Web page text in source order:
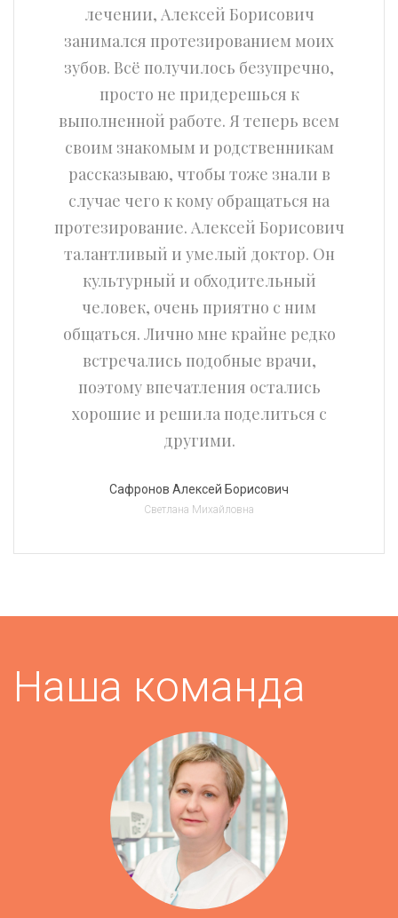
лечении, Алексей Борисович
занимался протезированием моих
зубов. Всё получилось безупречно,
просто не придерешься к
выполненной работе. Я теперь всем
своим знакомым и родственникам
рассказываю, чтобы тоже знали в
случае чего к кому обращаться на
протезирование. Алексей Борисович
талантливый и умелый доктор. Он
культурный и обходительный
человек, очень приятно с ним
общаться. Лично мне крайне редко
встречались подобные врачи,
поэтому впечатления остались
хорошие и решила поделиться с
другими.
Сафронов Алексей Борисович
Светлана Михайловна
Наша команда